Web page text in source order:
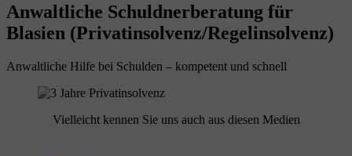
Anwaltliche Schuldnerberatung für
Blasien (Privatinsolvenz/Regelinsolvenz)
Anwaltliche Hilfe bei Schulden – kompetent und schnell
Vielleicht kennen Sie uns auch aus diesen Medien